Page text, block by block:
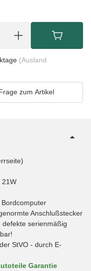
(Ausland
zum Artikel
21W
Anschlußstecker
defekte serienmäßig
StVO - durch E-
Garantie